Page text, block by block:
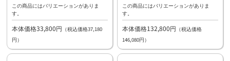
この商品にはバリエーションがありま
す。
本体価格33,800円 （税込価格37,180
円）
この商品にはバリエーションがありま
す。
本体価格132,800円 （税込価格
146,080円）